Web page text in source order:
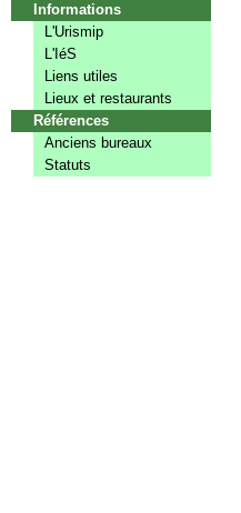
Informations
L'Urismip
L'IéS
Liens utiles
Lieux et restaurants
Références
Anciens bureaux
Statuts